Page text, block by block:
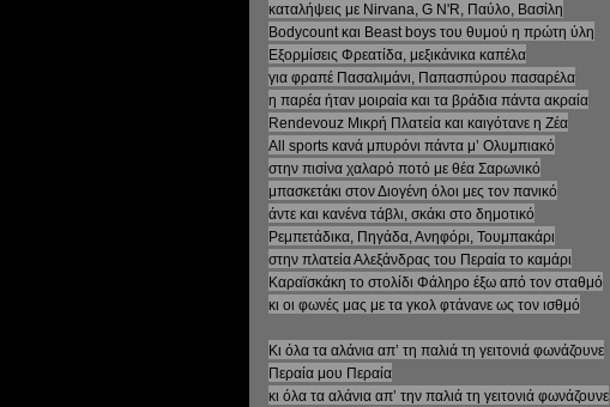
καταλήψεις με Nirvana, G N'R, Παύλο, Βασίλη
Bodycount και Beast boys του θυμού η πρώτη ύλη
Εξορμίσεις Φρεατίδα, μεξικάνικα καπέλα
για φραπέ Πασαλιμάνι, Παπασπύρου πασαρέλα
η παρέα ήταν μοιραία και τα βράδια πάντα ακραία
Rendevouz Μικρή Πλατεία και καιγότανε η Ζέα
All sports κανά μπυρόνι πάντα μ’ Ολυμπιακό
στην πισίνα χαλαρό ποτό με θέα Σαρωνικό
μπασκετάκι στον Διογένη όλοι μες τον πανικό
άντε και κανένα τάβλι, σκάκι στο δημοτικό
Ρεμπετάδικα, Πηγάδα, Ανηφόρι, Τουμπακάρι
στην πλατεία Αλεξάνδρας του Περαία το καμάρι
Καραϊσκάκη το στολίδι Φάληρο έξω από τον σταθμό
κι οι φωνές μας με τα γκολ φτάνανε ως τον ισθμό
Κι όλα τα αλάνια απ’ τη παλιά τη γειτονιά φωνάζουνε
Περαία μου Περαία
κι όλα τα αλάνια απ’ την παλιά τη γειτονιά φωνάζουνε